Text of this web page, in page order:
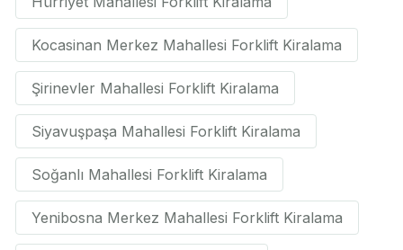
Kocasinan Merkez Mahallesi Forklift Kiralama
Şirinevler Mahallesi Forklift Kiralama
Siyavuşpaşa Mahallesi Forklift Kiralama
Soğanlı Mahallesi Forklift Kiralama
Yenibosna Merkez Mahallesi Forklift Kiralama